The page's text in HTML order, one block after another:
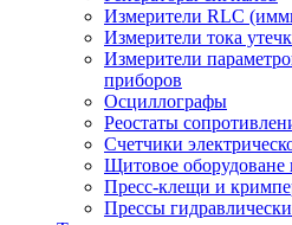
Измерители RLC
Измерители тока
Измерители
приборов
Осциллографы
Реостаты
Счетчики
Щитовое
Пресс-клещи и
Прессы